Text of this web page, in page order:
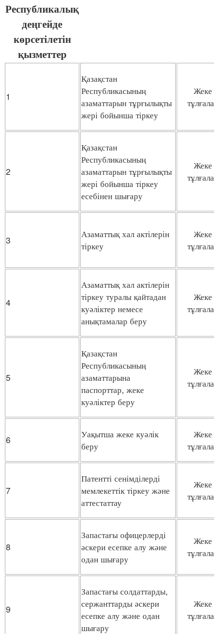
Республикалық
деңгейде
көрсетілетін
қызметтер
1
Қазақстан
Республикасының
азаматтарын тұрғылықты
жері бойынша тіркеу
Жеке
тұлғалар
2
Қазақстан
Республикасының
азаматтарын тұрғылықты
жері бойынша тіркеу
есебінен шығару
Жеке
тұлғалар
3
Азаматтық хал актілерін
тіркеу
Жеке
тұлғалар
4
Азаматтық хал актілерін
тіркеу туралы қайтадан
куәліктер немесе
анықтамалар беру
Жеке
тұлғалар
5
Қазақстан
Республикасының
азаматтарына
паспорттар, жеке
куәліктер беру
Жеке
тұлғалар
6
Уақытша жеке куәлік
беру
Жеке
тұлғалар
7
Патентті сенімділерді
мемлекеттік тіркеу және
аттестаттау
Жеке
тұлғалар
8
Запастағы офицерлерді
әскери есепке алу және
одан шығару
Жеке
тұлғалар
9
Запастағы солдаттарды,
сержанттарды әскери
есепке алу және одан
шығару
Жеке
тұлғалар